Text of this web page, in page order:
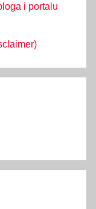
i portalu